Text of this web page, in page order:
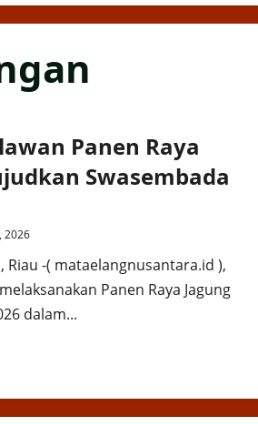
Panen Raya
Swasembada
2026
Riau -( mataelangnusantara.id ),
Panen Raya Jagung
dalam...